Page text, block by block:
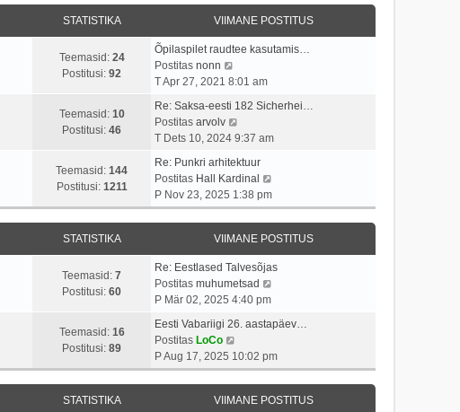
t
s
i
u
t
s
t
p
o
t
i
u
t
i
a
t
o
t
i
t
u
s
t
t
a
v
i
m
a
t
o
s
t
t
s
t
STATISTIKA VIIMANE POSTITUS
Teemasid: 24
Postitusi: 92
Õpilaspilet raudtee kasutamis…
Postitas nonn
a
t
a
v
i
i
m
a
s
t
p
o
s
t
i
t
u
s
t
T Apr 27, 2021 8:01 am
Teemasid: 10
Postitusi: 46
Re: Saksa-eesti 182 Sicherhei…
Postitas arvolv
a
t
a
v
i
a
s
t
o
t
t
T Dets 10, 2024 9:37 am
Teemasid: 144
Postitusi: 1211
Re: Punkri arhitektuur
Postitas Hall Kardinal
a
t
a
v
i
a
t
p
o
s
P Nov 23, 2025 1:38 pm
STATISTIKA VIIMANE POSTITUS
Teemasid: 7
Postitusi: 60
Re: Eestlased Talvesõjas
Postitas muhumetsad
t
v
i
P Mär 02, 2025 4:40 pm
Teemasid: 16
Postitusi: 89
Eesti Vabariigi 26. aastapäev…
Postitas LoCo
a
a
t
a
P Aug 17, 2025 10:02 pm
STATISTIKA VIIMANE POSTITUS